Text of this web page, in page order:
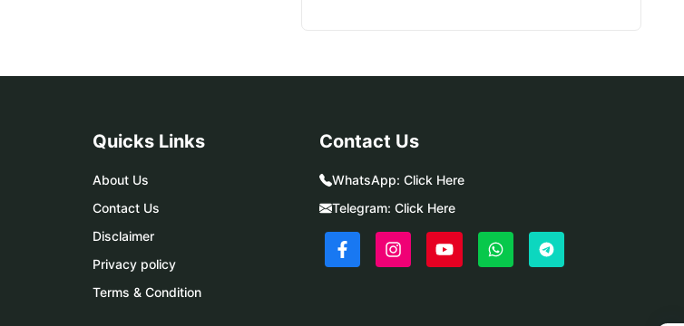
Quicks Links
About Us
Contact Us
Disclaimer
Privacy policy
Terms & Condition
Contact Us
WhatsApp: Click Here
Telegram: Click Here